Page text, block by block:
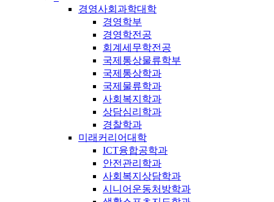
경영사회과학대학
경영학부
경영학전공
회계세무학전공
국제통상물류학부
국제통상학과
국제물류학과
사회복지학과
상담심리학과
경찰학과
미래커리어대학
ICT융합공학과
안전관리학과
사회복지상담학과
시니어운동처방학과